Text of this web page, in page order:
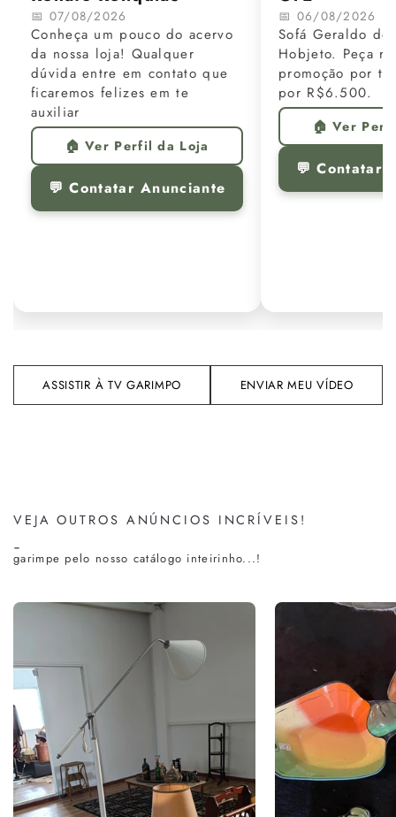
📅 07/08/2026
Conheça um pouco do acervo
da nossa loja! Qualquer
dúvida entre em contato que
ficaremos felizes em te
auxiliar
🏠 Ver Perfil da Loja
💬 Contatar Anunciante
📅 06/08/2026
Sofá Geraldo de
Hobjeto. Peça
promoção por
por R$6.500.
🏠 Ver
💬 Contatar
ASSISTIR À TV GARIMPO ENVIAR MEU VÍDEO
VEJA OUTROS ANÚNCIOS INCRÍVEIS!
-
garimpe pelo nosso catálogo inteirinho...!